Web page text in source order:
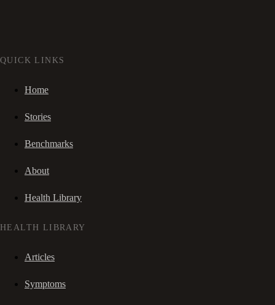
QUICK LINKS
Home
Stories
Benchmarks
About
Health Library
HEALTH LIBRARY
Articles
Symptoms